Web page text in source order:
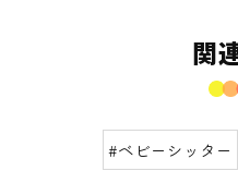
関
#ベビーシッター